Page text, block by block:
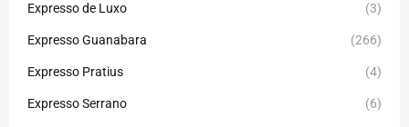
Expresso de Luxo (3)
Expresso Guanabara (266)
Expresso Pratius (4)
Expresso Serrano (6)